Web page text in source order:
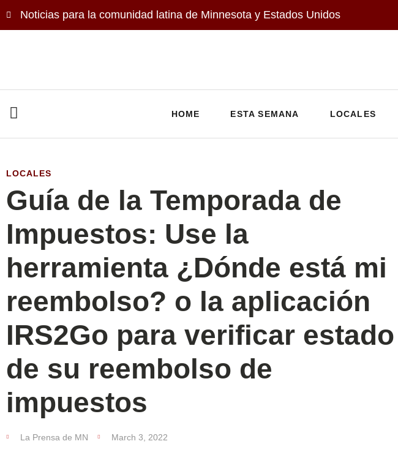
Noticias para la comunidad latina de Minnesota y Estados Unidos
HOME ESTA SEMANA LOCALES
LOCALES
Guía de la Temporada de
Impuestos: Use la
herramienta ¿Dónde está mi
reembolso? o la aplicación
IRS2Go para verificar estado
de su reembolso de
impuestos
La Prensa de MN March 3, 2022